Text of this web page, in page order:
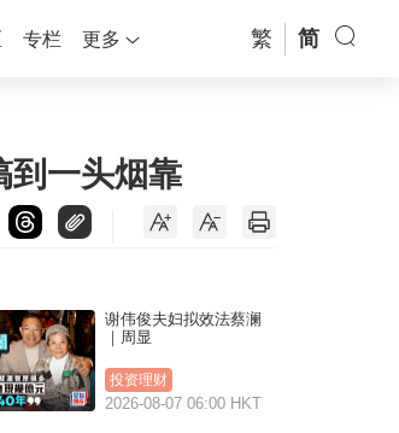
专栏 更多 繁 简
一头烟靠
谢伟俊夫妇拟效法蔡澜
｜周显
投资理财
2026-08-07 06:00 HKT